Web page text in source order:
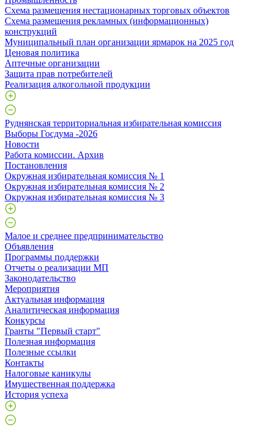
Схема размещения нестационарных торговых объектов
Схема размещения рекламных (информационных)
конструкций
Муниципальный план организации ярмарок на 2025 год
Ценовая политика
Аптечные организации
Защита прав потребителей
Реализация алкогольной продукции
Руднянская территориальная избирательная комиссия
Выборы Госдума -2026
Новости
Работа комиссии. Архив
Постановления
Окружная избирательная комиссия № 1
Окружная избирательная комиссия № 2
Окружная избирательная комиссия № 3
Малое и среднее предпринимательство
Объявления
Программы поддержки
Отчеты о реализации МП
Законодательство
Мероприятия
Актуальная информация
Аналитическая информация
Конкурсы
Гранты "Первый старт"
Полезная информация
Полезные ссылки
Контакты
Налоговые каникулы
Имущественная поддержка
История успеха